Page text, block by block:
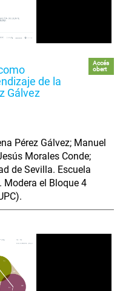
de la
Gálvez
Accés
obert
Pérez Gálvez; Manuel
Morales Conde;
de Sevilla. Escuela
Modera el Bloque 4